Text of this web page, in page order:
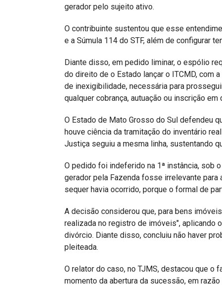
gerador pelo sujeito ativo.
O contribuinte sustentou que esse
e a Súmula 114 do STF, além de configurar
Diante disso, em pedido liminar, o espólio
do direito de o Estado lançar o ITCMD, com
de inexigibilidade, necessária para
qualquer cobrança, autuação ou inscrição
O Estado de Mato Grosso do Sul defendeu
houve ciência da tramitação do inventário
Justiça seguiu a mesma linha, sustentando
O pedido foi indeferido na 1ª instância, sob
gerador pela Fazenda fosse irrelevante para
sequer havia ocorrido, porque o formal de
A decisão considerou que, para bens
realizada no registro de imóveis", aplicando
divórcio. Diante disso, concluiu não haver
pleiteada.
O relator do caso, no TJMS, destacou que o
momento da abertura da sucessão, em